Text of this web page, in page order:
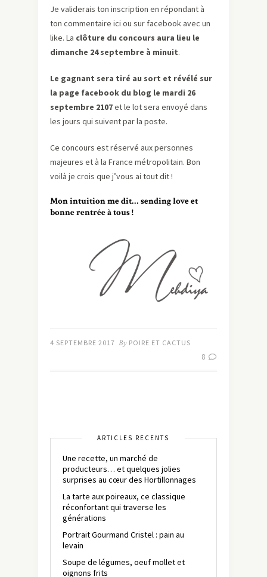
Je validerais ton inscription en répondant à
ton commentaire ici ou sur facebook avec un
like. La clôture du concours aura lieu le
dimanche 24 septembre à minuit.
Le gagnant sera tiré au sort et révélé sur
la page facebook du blog le mardi 26
septembre 2107et le lot sera envoyé dans
les jours qui suivent par la poste.
Ce concours est réservé aux personnes
majeures et à la France métropolitain. Bon
voilà je crois que j’vous ai tout dit !
Mon intuition me dit… sending love et
bonne rentrée à tous !
4 SEPTEMBRE 2017 By POIRE ET CACTUS
8
ARTICLES RÉCENTS
Une recette, un marché de
producteurs… et quelques jolies
surprises au cœur des Hortillonnages
La tarte aux poireaux, ce classique
réconfortant qui traverse les
générations
Portrait Gourmand Cristel : pain au
levain
Soupe de légumes, oeuf mollet et
oignons frits